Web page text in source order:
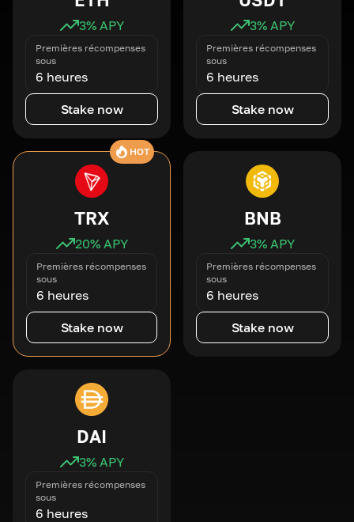
3% APY
Premières récompenses
sous
6 heures
Stake now
3% APY
Premières récompenses
sous
6 heures
Stake now
HOT
TRX
20% APY
Premières récompenses
sous
6 heures
Stake now
BNB
3% APY
Premières récompenses
sous
6 heures
Stake now
DAI
3% APY
Premières récompenses
sous
6 heures